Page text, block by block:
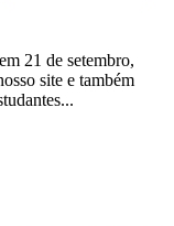
21 de setembro,
site e também